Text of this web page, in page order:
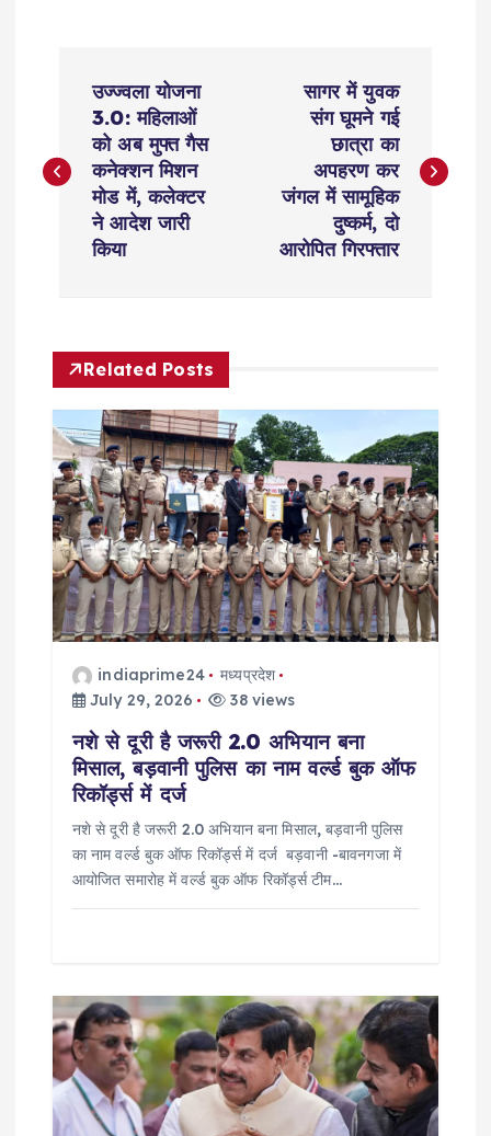
s
a
v
g
a
t
उज्ज्वला योजना
3.0: महिलाओं
को अब मुफ्त गैस
कनेक्शन मिशन
मोड में, कलेक्टर
ने आदेश जारी
किया
सागर में युवक
संग घूमने गई
छात्रा का
अपहरण कर
जंगल में सामूहिक
दुष्कर्म, दो
आरोपित गिरफ्तार
Related Posts
indiaprime24
मध्यप्रदेश
July 29, 2026
38 views
नशे से दूरी है जरूरी 2.0 अभियान बना
मिसाल, बड़वानी पुलिस का नाम वर्ल्ड बुक ऑफ
रिकॉर्ड्स में दर्ज
नशे से दूरी है जरूरी 2.0 अभियान बना मिसाल, बड़वानी पुलिस
का नाम वर्ल्ड बुक ऑफ रिकॉर्ड्स में दर्ज बड़वानी -बावनगजा में
आयोजित समारोह में वर्ल्ड बुक ऑफ रिकॉर्ड्स टीम…